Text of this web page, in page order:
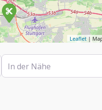
Leaflet |
In der Nähe